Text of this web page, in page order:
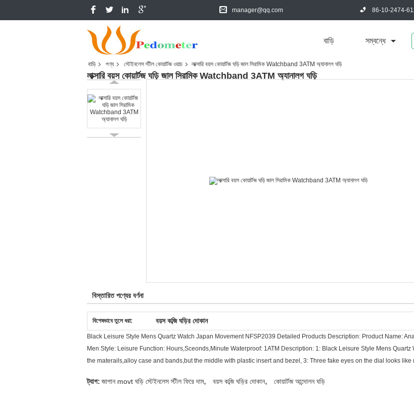
manager@qq.com 86-10-2474-
বাড়ি সম্বন্ধে
বাড়ি পণ্য স্টেইনলেস স্টীল কোয়ার্টজ ওয়াচ লাক্সারি বয়স কোয়ার্টজ ঘড়ি জাল সিরামিক Watchband 3ATM অ্যানালগ ঘড়ি
লাক্সারি বয়স কোয়ার্টজ ঘড়ি জাল সিরামিক Watchband 3ATM অ্যানালগ ঘড়ি
বিস্তারিত পণ্যের বর্ণনা
বিশেষভাবে তুলে ধরা: বয়স কব্জি ঘড়ির দোকান
Black Leisure Style Mens Quartz Watch Japan Movement NFSP2039 Detailed Products Description: Product Name:
Men Style: Leisure Function: Hours,Sceonds,Minute Waterproof: 1ATM Description: 1: Black Leisure Style Mens
the materails,alloy case and bands,but the middle with plastic insert and bezel, 3: Three fake eyes on the dial looks like
ট্যাগ: জাপান movt ঘড়ি স্টেইনলেস স্টীল ফিরে দাম, বয়স কব্জি ঘড়ির দোকান, কোয়ার্টজ আন্দোলন ঘড়ি